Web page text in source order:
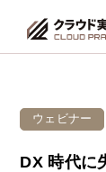
ウェビナー
DX 時代に